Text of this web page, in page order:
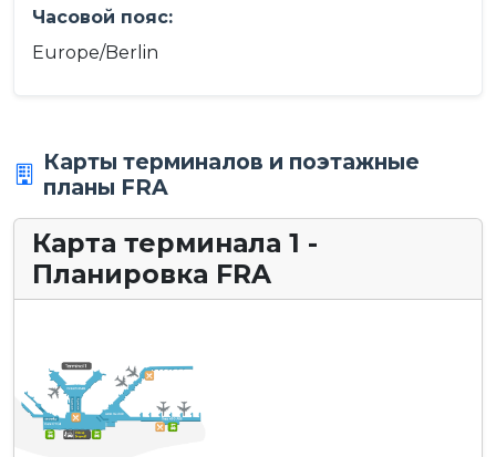
Часовой пояс:
Europe/Berlin
Карты терминалов и поэтажные
планы FRA
Карта терминала 1 -
Планировка FRA